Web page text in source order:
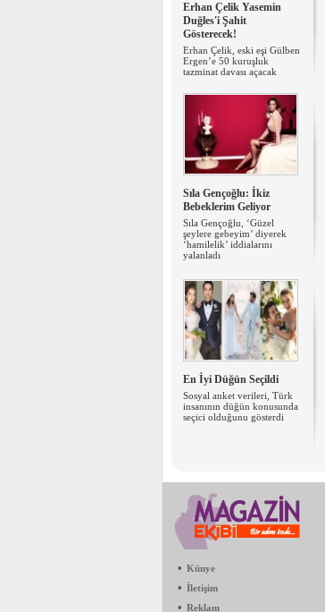
Erhan Çelik Yasemin
Duğles'i Şahit
Gösterecek!
Erhan Çelik, eski eşi Gülben
Ergen’e 50 kuruşluk
tazminat davası açacak
Sıla Gençoğlu: İkiz
Bebeklerim Geliyor
Sıla Gençoğlu, ‘Güzel
şeylere gebeyim’ diyerek
‘hamilelik’ iddialarını
yalanladı
En İyi Düğün Seçildi
Sosyal anket verileri, Türk
insanının düğün konusunda
seçici olduğunu gösterdi
• Künye
• İletişim
• Reklam